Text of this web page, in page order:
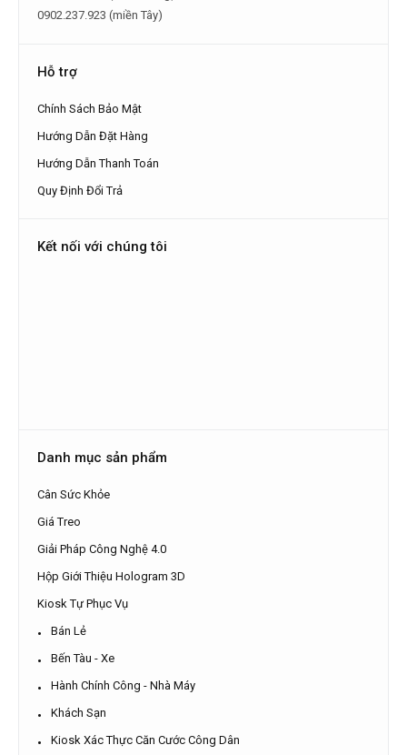
0902.237.923 (miền Tây)
Hỗ trợ
Chính Sách Bảo Mật
Hướng Dẫn Đặt Hàng
Hướng Dẫn Thanh Toán
Quy Định Đổi Trả
Kết nối với chúng tôi
Danh mục sản phẩm
Cân Sức Khỏe
Giá Treo
Giải Pháp Công Nghệ 4.0
Hộp Giới Thiệu Hologram 3D
Kiosk Tự Phục Vụ
Bán Lẻ
Bến Tàu - Xe
Hành Chính Công - Nhà Máy
Khách Sạn
Kiosk Xác Thực Căn Cước Công Dân